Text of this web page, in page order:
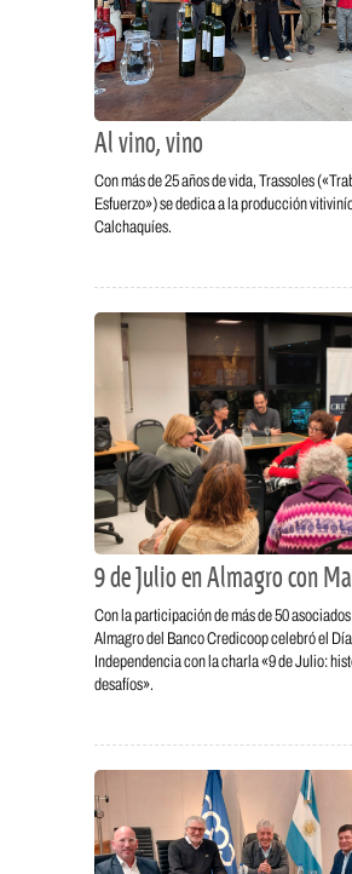
Al vino, vino
Con más de 25 años de vida, Trassoles
Esfuerzo») se dedica a la producción
Calchaquíes.
9 de Julio en Almagro con
Con la participación de más de 50
Almagro del Banco Credicoop celebró el
Independencia con la charla «9 de Julio:
desafíos».